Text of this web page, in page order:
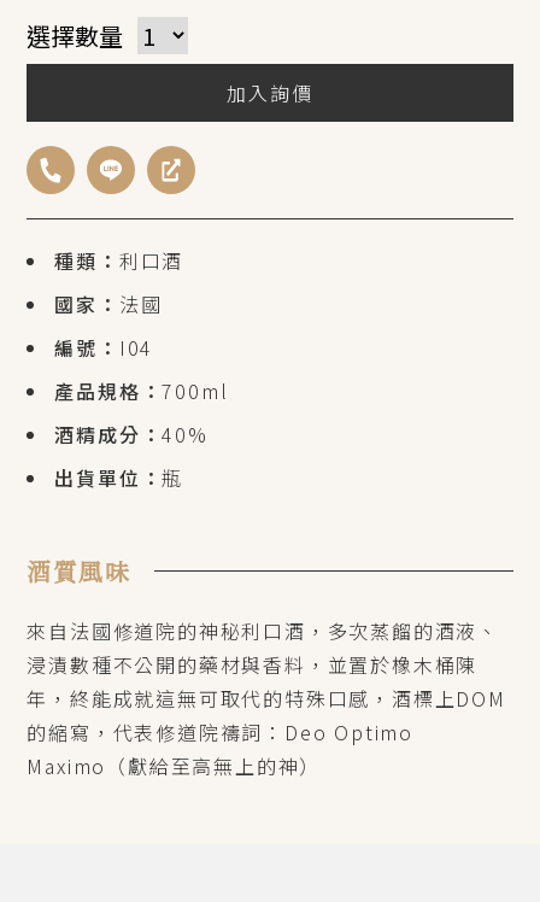
種類： 利口酒
國家： 法國
編號： I04
產品規格：700ml
酒精成分：40%
出貨單位：瓶
選擇數量
加入詢價
酒質風味
來自法國修道院的神秘利口酒，多次蒸餾的酒液、
浸漬數種不公開的藥材與香料，並置於橡木桶陳
年，終能成就這無可取代的特殊口感，酒標上DOM
的縮寫，代表修道院禱詞：Deo Optimo
Maximo（獻給至高無上的神）